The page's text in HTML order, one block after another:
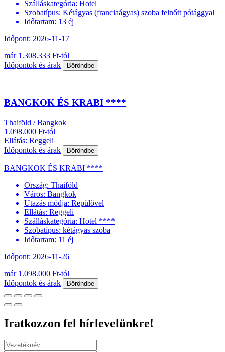
Szálláskategória: Hotel
Szobatípus: Kétágyas (franciaágyas) szoba felnőtt pótággyal
Időtartam: 13 éj
Időpont: 2026-11-17
már 1.308.333 Ft-tól
Időpontok és árak
Bőröndbe
BANGKOK ÉS KRABI ****
Thaiföld / Bangkok
1.098.000 Ft-tól
Ellátás: Reggeli
Időpontok és árak
Bőröndbe
BANGKOK ÉS KRABI ****
Ország: Thaiföld
Város: Bangkok
Utazás módja: Repülővel
Ellátás: Reggeli
Szálláskategória: Hotel ****
Szobatípus: kétágyas szoba
Időtartam: 11 éj
Időpont: 2026-11-26
már 1.098.000 Ft-tól
Időpontok és árak
Bőröndbe
Iratkozzon fel hírlevelünkre!